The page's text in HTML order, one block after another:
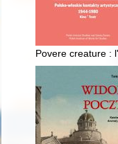
Povere creature :